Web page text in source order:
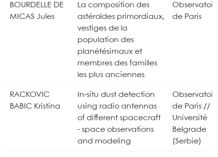
BOURDELLE DE
MICAS Jules
La composition des
astéroïdes primordiaux,
vestiges de la
population des
planétésimaux et
membres des familles
les plus anciennes
de Paris
RACKOVIC
BABIC Kristina
In-situ dust detection
using radio antennas
of different spacecraft
- space observations
and modeling
de Paris //
Université
Belgrade
(Serbie)